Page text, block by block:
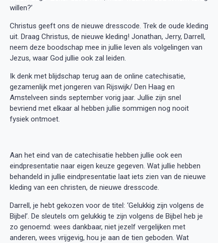
willen?’
Christus geeft ons de nieuwe dresscode. Trek de oude kleding
uit. Draag Christus, de nieuwe kleding! Jonathan, Jerry, Darrell,
neem deze boodschap mee in jullie leven als volgelingen van
Jezus, waar God jullie ook zal leiden.
Ik denk met blijdschap terug aan de online catechisatie,
gezamenlijk met jongeren van Rijswijk/ Den Haag en
Amstelveen sinds september vorig jaar. Jullie zijn snel
bevriend met elkaar al hebben jullie sommigen nog nooit
fysiek ontmoet.
Aan het eind van de catechisatie hebben jullie ook een
eindpresentatie naar eigen keuze gegeven. Wat jullie hebben
behandeld in jullie eindpresentatie laat iets zien van de nieuwe
kleding van een christen, de nieuwe dresscode.
Darrell, je hebt gekozen voor de titel: ‘Gelukkig zijn volgens de
Bijbel’. De sleutels om gelukkig te zijn volgens de Bijbel heb je
zo genoemd: wees dankbaar, niet jezelf vergelijken met
anderen, wees vrijgevig, hou je aan de tien geboden. Wat